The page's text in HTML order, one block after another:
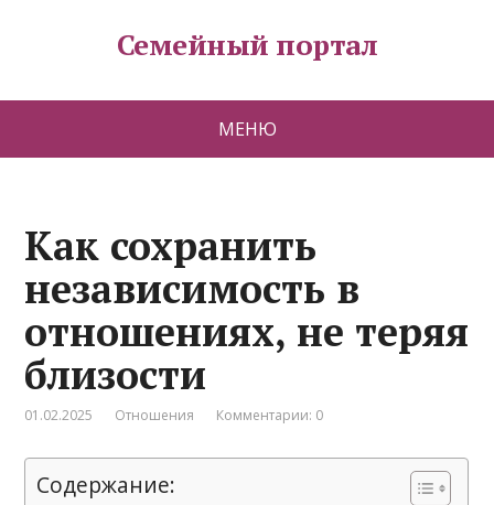
Семейный портал
МЕНЮ
Как сохранить
независимость в
отношениях, не теряя
близости
01.02.2025 Отношения Комментарии: 0
Содержание: